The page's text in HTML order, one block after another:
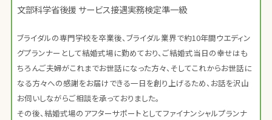
文部科学省後援 サービス接遇実務検定準一級
ブライダルの専門学校を卒業後、ブライダル業界で約10年間ウエディン
グプランナーとして結婚式場に勤めており、ご結婚式当日の幸せはも
ちろんご夫婦がこれまでお世話になった方々、そしてこれからお世話に
なる方々への感謝をお届けできる一日を創り上げるため、お話を沢山
お伺いしながらご相談を承っておりました。
その後、結婚式場のアフターサポートとしてファイナンシャルプランナ